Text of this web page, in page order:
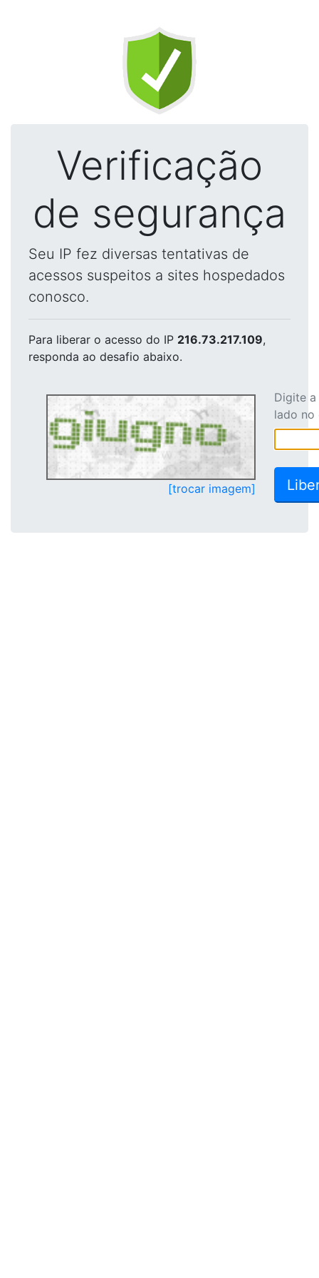
Verificação
de segurança
Seu IP fez diversas tentativas de
acessos suspeitos a sites hospedados
conosco.
Para liberar o acesso do IP 216.73.217.109,
responda ao desafio abaixo.
[trocar imagem]
Digite
lado no